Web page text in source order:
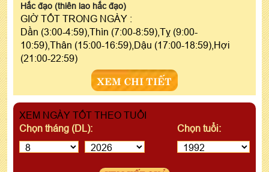
Hắc đạo (thiên lao hắc đạo)
GIỜ TỐT TRONG NGÀY :
Dần (3:00-4:59),Thìn (7:00-8:59),Tỵ (9:00-
10:59),Thân (15:00-16:59),Dậu (17:00-18:59),Hợi
(21:00-22:59)
XEM CHI TIẾT
XEM NGÀY TỐT THEO TUỔI
Chọn tháng (DL):
Chọn tuổi: